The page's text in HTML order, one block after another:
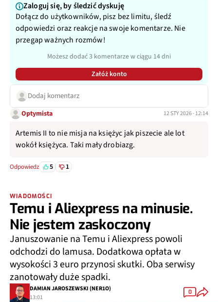
Zaloguj się, by śledzić dyskuję
Dołącz do użytkowników, pisz bez limitu, śledź
odpowiedzi oraz reakcje na swoje komentarze. Nie
przegap ważnych rozmów!
Możesz dodać 3 komentarze w ciągu 14 dni
Załóż konto
Dodaj komentarz
Optymista 12 STY 2026 · 12:14
Artemis II to nie misja na księżyc jak piszecie ale lot
wokół księżyca. Taki mały drobiazg.
Odpowiedz 5 1
WIADOMOŚCI
Temu i Aliexpress na minusie.
Nie jestem zaskoczony
Januszowanie na Temu i Aliexpress powoli
odchodzi do lamusa. Dodatkowa opłata w
wysokości 3 euro przynosi skutki. Oba serwisy
zanotowały duże spadki.
DAMIAN JAROSZEWSKI (NER1O)
13:01
0